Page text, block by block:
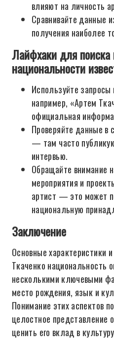
влияют на личность
Сравнивайте данные
получения наиболее
Лайфхаки для
национальности
Используйте запросы
например, «Артем
официальная
Проверяйте данные в
— там часто
интервью.
Обращайте внимание
мероприятия и
артист — это может
национальную
Заключение
Основные характеристики
Ткаченко национальность
несколькими ключевыми
место рождения, язык и
Понимание этих аспектов
целостное представление
ценить его вклад в